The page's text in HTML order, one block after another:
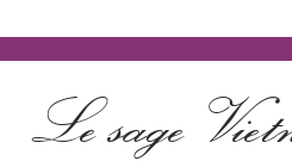
Le sage